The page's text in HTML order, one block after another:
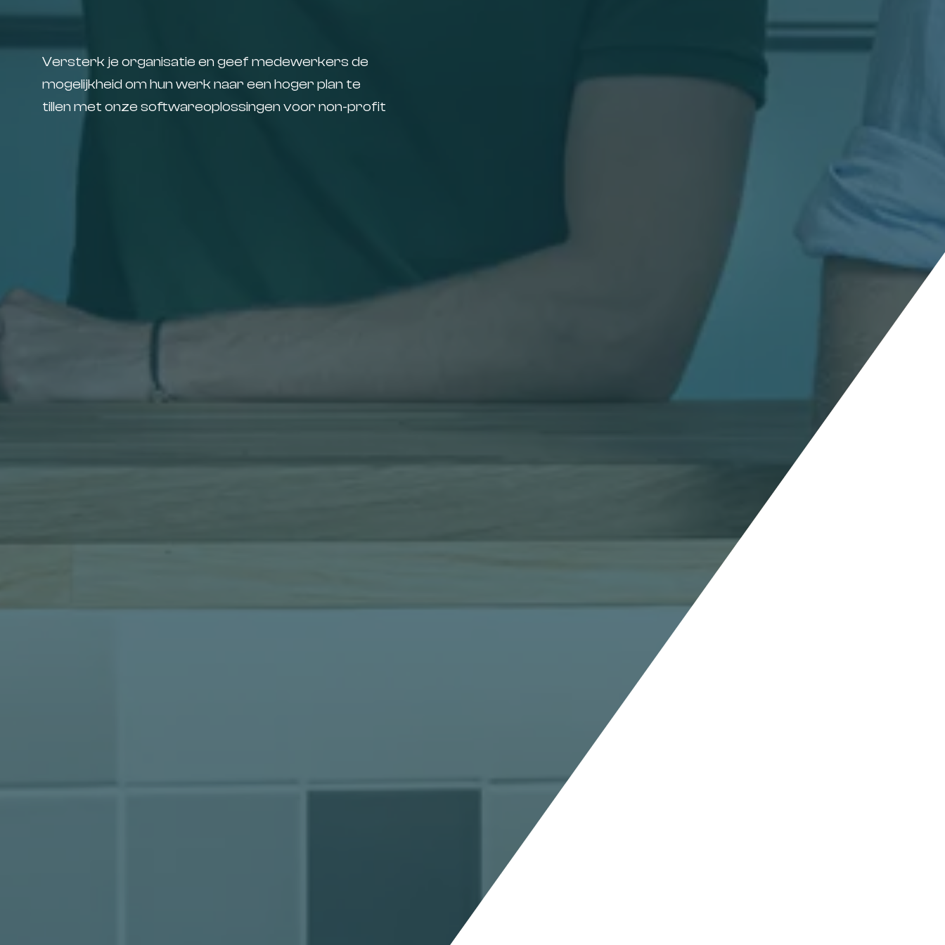
Versterk je organisatie en geef medewerkers de
mogelijkheid om hun werk naar een hoger plan te
tillen met onze softwareoplossingen voor non-profit